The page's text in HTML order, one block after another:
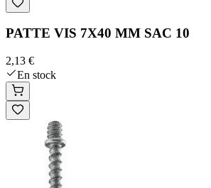
PATTE VIS 7X40 MM SAC 10
2,13 €
En stock